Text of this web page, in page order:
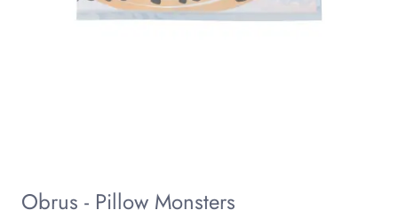
Obrus - Pillow Monsters